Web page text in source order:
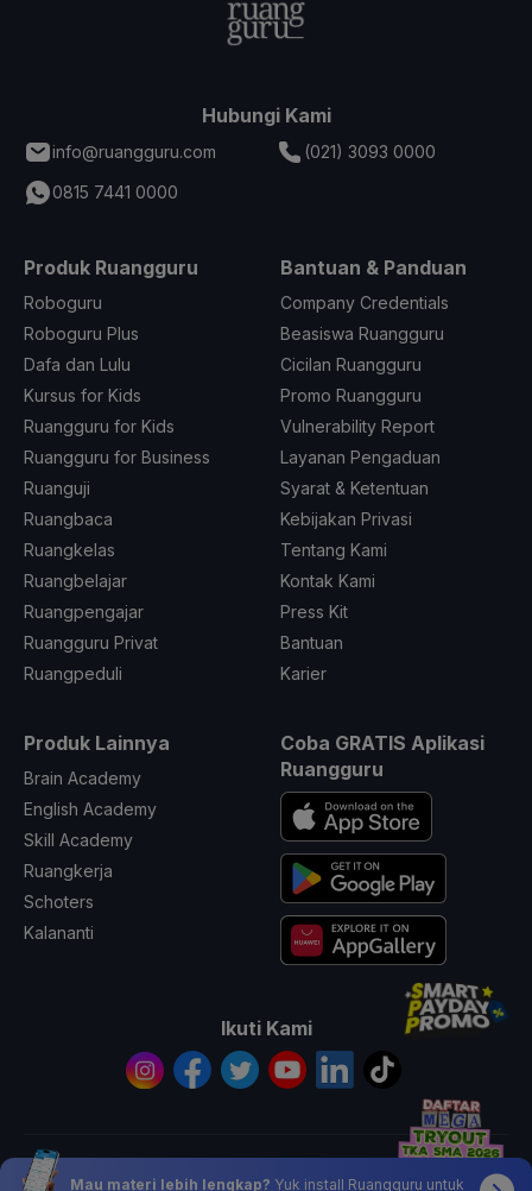
Hubungi Kami
info@ruangguru.com
(021) 3093 0000
0815 7441 0000
Produk Ruangguru
Roboguru
Roboguru Plus
Dafa dan Lulu
Kursus for Kids
Ruangguru for Kids
Ruangguru for Business
Ruanguji
Ruangbaca
Ruangkelas
Ruangbelajar
Ruangpengajar
Ruangguru Privat
Ruangpeduli
Bantuan & Panduan
Company Credentials
Beasiswa Ruangguru
Cicilan Ruangguru
Promo Ruangguru
Vulnerability Report
Layanan Pengaduan
Syarat & Ketentuan
Kebijakan Privasi
Tentang Kami
Kontak Kami
Press Kit
Bantuan
Karier
Produk Lainnya
Brain Academy
English Academy
Skill Academy
Ruangkerja
Schoters
Kalananti
Coba GRATIS Aplikasi
Ruangguru
Ikuti Kami
© 2026 All Rights Reserved PT. Ruang Raya Indonesia
Mau materi lebih lengkap? Yuk install Ruangguru untuk